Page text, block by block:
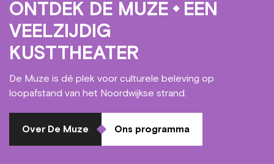
ONTDEK DE MUZE EEN
VEELZIJDIG
KUSTTHEATER
De Muze is dé plek voor culturele beleving op
loopafstand van het Noordwijkse strand.
Over De Muze Ons programma